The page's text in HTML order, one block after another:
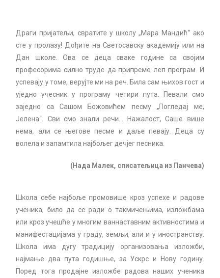
Драги пријатељи, свратите у школу „Мара Мандић“ ако
сте у пролазу! Дођите на Светосавску академију или на
Дан школе. Ова се деца сваке године са својим
професорима силно труде да припреме леп програм. И
успевају у томе, верујте ми на реч. Била сам њихов гост и
уједно учесник у програму четири пута. Певали смо
заједно са Сашом Божовићем песму „Погледај ме,
Јелена“. Сви смо знали речи… Нажалост, Саше више
нема, али се његове песме и даље певају. Деца су
волела и запамтила најбољег дечјег песника.
(Нада Малек, списатељица из Панчева)
Школа себе најбоље промовише кроз успехе и радове
ученика, било да се ради о такмичењима, изложбама
или кроз учешће у многим ваннаставним активностима и
манифестацијама у граду, земљи, али и у иностранству.
Школа има дугу традицију организовања изложби,
најмање два пута годишње, за Ускрс и Нову годину.
Поред тога продајне изложбе радова наших ученика